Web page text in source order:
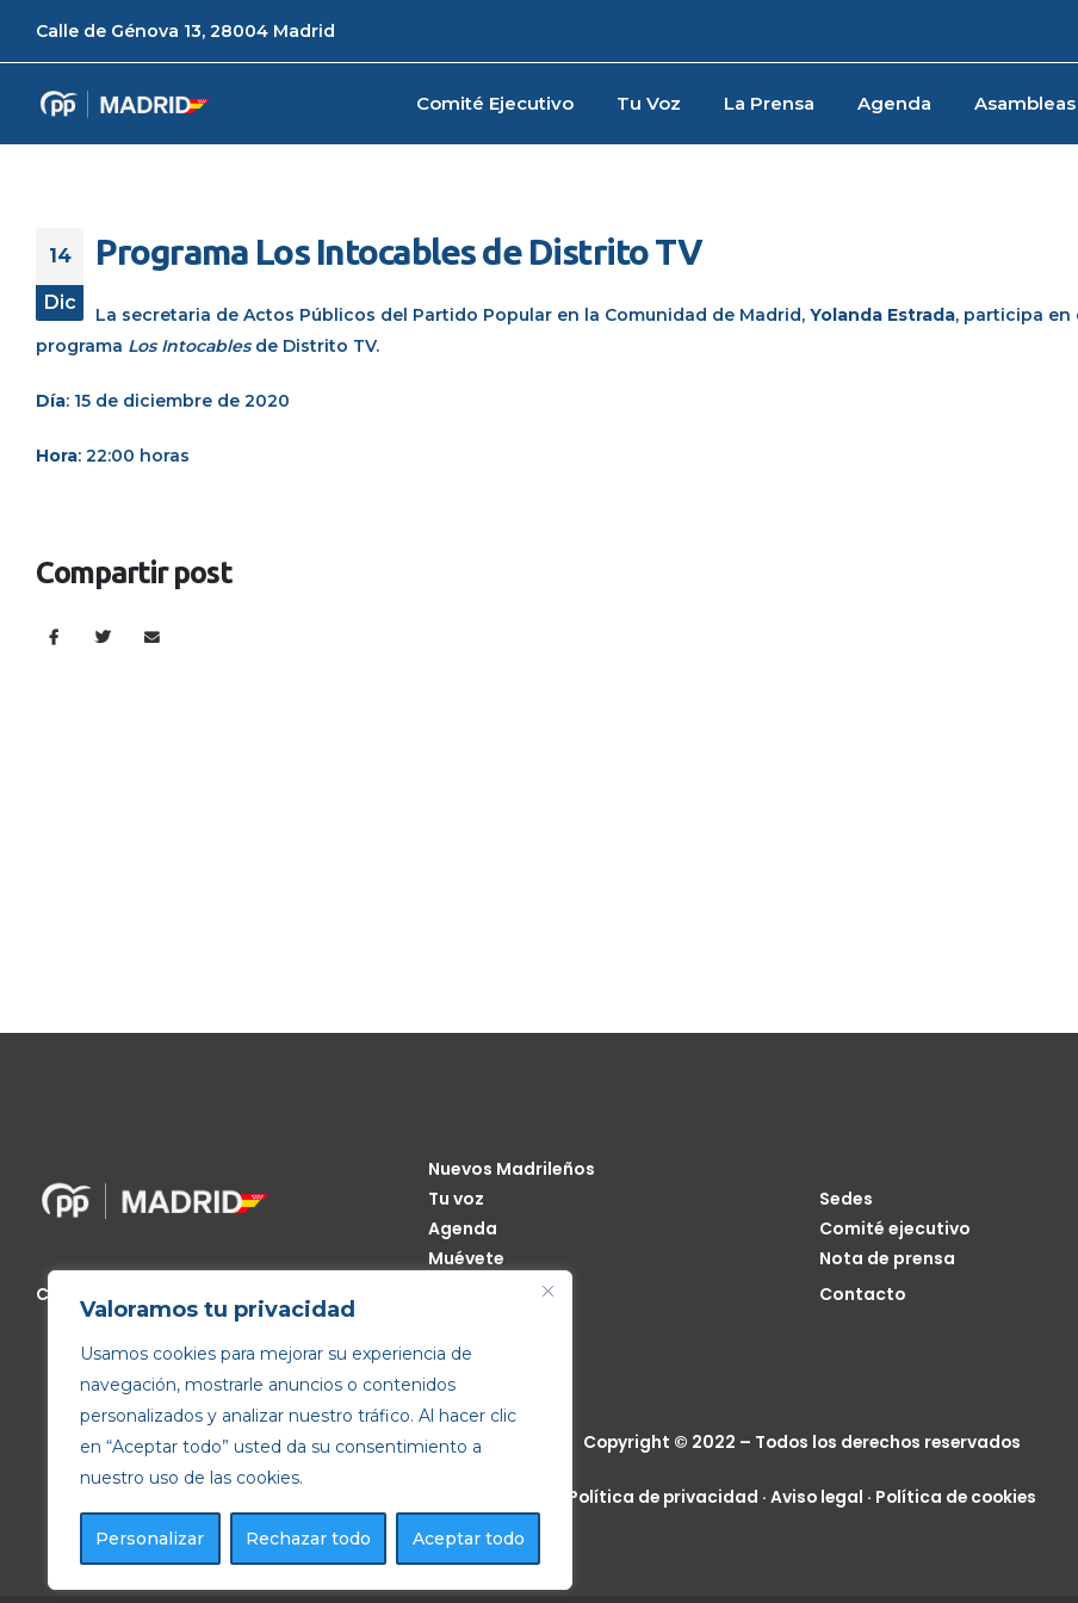
Valoramos tu privacidad
Usamos cookies para mejorar su experiencia de
navegación, mostrarle anuncios o contenidos
personalizados y analizar nuestro tráfico. Al hacer clic
en “Aceptar todo” usted da su consentimiento a
nuestro uso de las cookies.
Personalizar Rechazar todo Aceptar todo
Calle de Génova 13, 28004 Madrid
Comité Ejecutivo Tu Voz La Prensa Agenda Asambleas
14
Dic
Programa Los Intocables de Distrito TV
La secretaria de Actos Públicos del Partido Popular en la Comunidad de Madrid, Yolanda Estrada, participa en
programa Los Intocablesde Distrito TV.
Día: 15 de diciembre de 2020
Hora: 22:00 horas
Compartir post
Calle de Génova, 13, 28004 Madrid
Nuevos Madrileños
Tu voz
Agenda
Muévete
Sedes
Comité ejecutivo
Nota de prensa
Contacto
Copyright © 2022 – Todos los derechos reservados
Política de privacidad · Aviso legal · Política de cookies